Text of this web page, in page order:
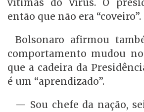
então que não era “coveiro”.
Bolsonaro afirmou
comportamento mudou
que a cadeira da
é um “aprendizado”.
— Sou chefe da nação,